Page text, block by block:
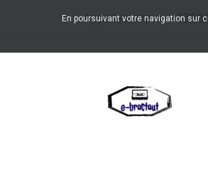
Appelez-nous :
En poursuivant votre navigation